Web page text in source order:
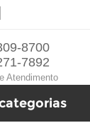
8700
7892
Atendimento